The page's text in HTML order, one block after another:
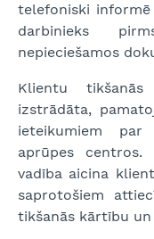
telefoniski
darbinieks
nepieciešamos
Klientu
izstrādāta,
ieteikumiem par
aprūpes centros.
vadība aicina
saprotošiem
tikšanās kārtību